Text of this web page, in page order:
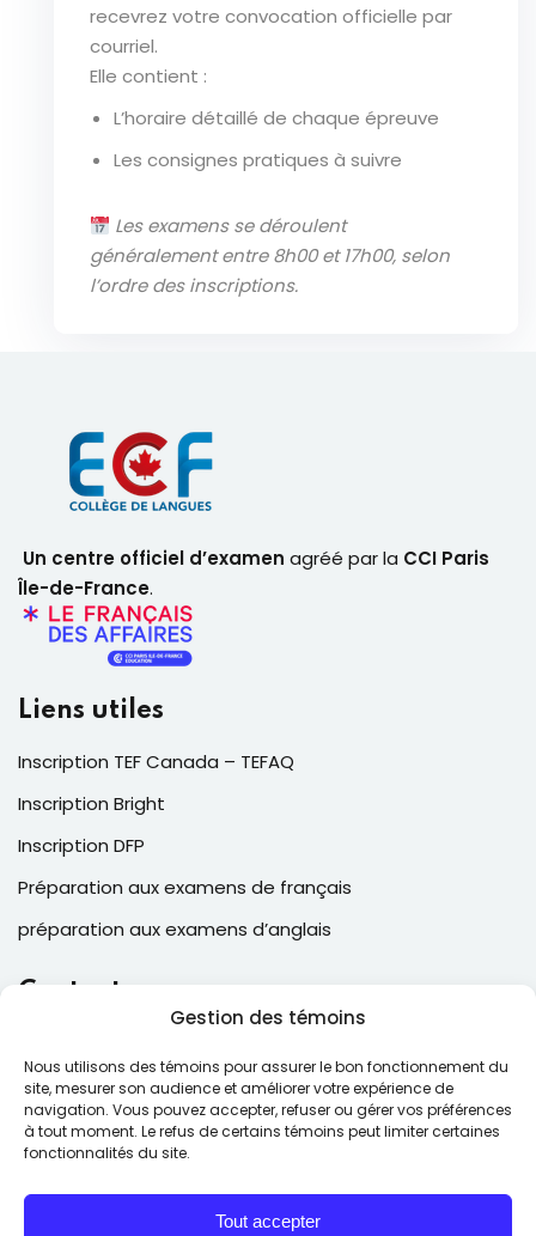
Gestion des témoins
Nous utilisons des témoins pour assurer le bon fonctionnement du
site, mesurer son audience et améliorer votre expérience de
navigation. Vous pouvez accepter, refuser ou gérer vos préférences
à tout moment. Le refus de certains témoins peut limiter certaines
fonctionnalités du site.
Tout accepter
recevrez votre convocation officielle par
courriel.
Elle contient :
L’horaire détaillé de chaque épreuve
Les consignes pratiques à suivre
Les examens se déroulent
généralement entre 8h00 et 17h00, selon
l’ordre des inscriptions.
Un centre officiel d’examen agréé par la CCI Paris
Île-de-France.
Liens utiles
Inscription TEF Canada – TEFAQ
Inscription Bright
Inscription DFP
Préparation aux examens de français
préparation aux examens d’anglais
Contacts
(514) 543-6025
contact@ecfcollege.com
Lun – Ven: 9:00 – 17:00